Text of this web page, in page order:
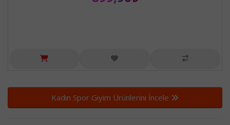
Kadın Spor Giyim Ürünlerini İncele